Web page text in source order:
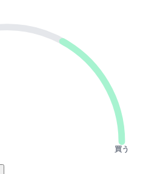
買う